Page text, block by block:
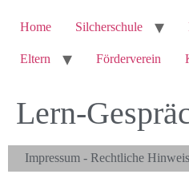
Home Silcherschule
Eltern Förderverein
Lern-
Impressum - Rechtliche